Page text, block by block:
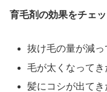
育毛剤の効果をチェ
抜け毛の量が減
毛が太くなってき
髪にコシが出てき